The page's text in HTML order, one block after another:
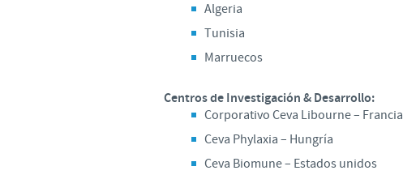
Algeria
Tunisia
Marruecos
Centros de Investigación & Desarrollo:
Corporativo Ceva Libourne – Francia
Ceva Phylaxia – Hungría
Ceva Biomune – Estados unidos